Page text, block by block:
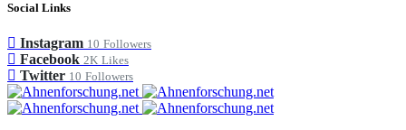
Social Links
Instagram 10 Followers
Facebook 2K Likes
Twitter 10 Followers